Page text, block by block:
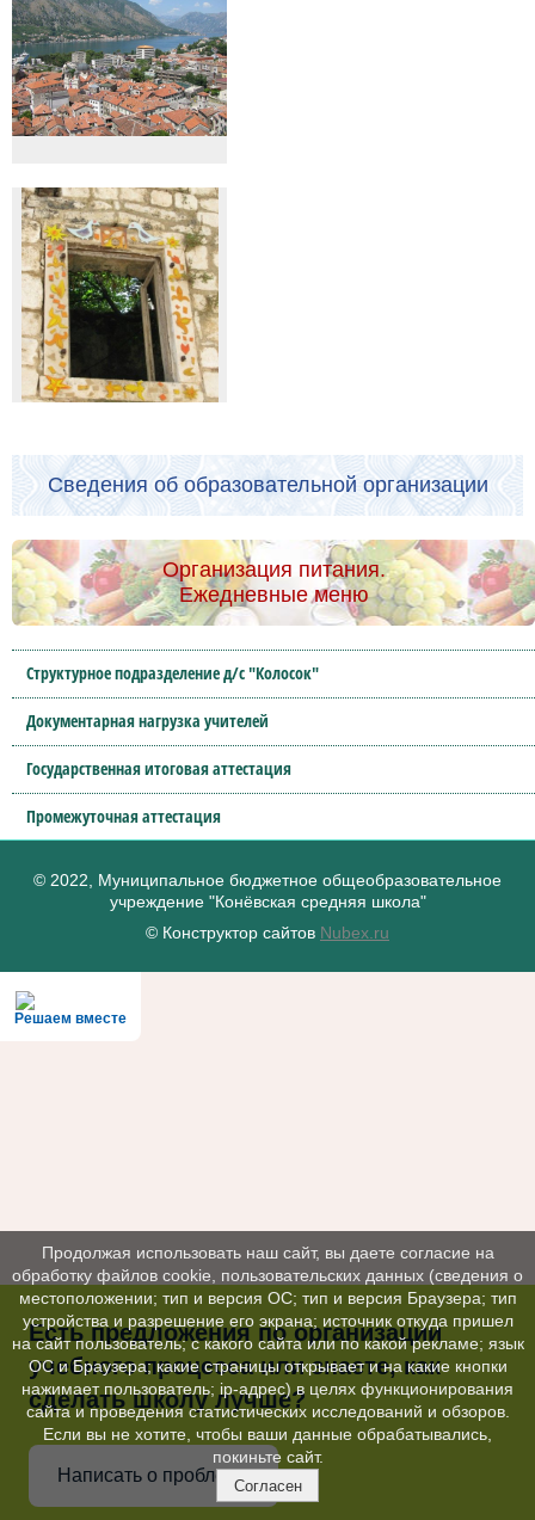
Сведения об образовательной организации
Организация питания.
Ежедневные меню
Структурное подразделение д/с "Колосок"
Документарная нагрузка учителей
Государственная итоговая аттестация
Промежуточная аттестация
© 2022, Муниципальное бюджетное общеобразовательное
учреждение "Конёвская средняя школа"
© Конструктор сайтов Nubex.ru
Решаем вместе
Есть предложения по организации
учебного процесса или знаете, как
сделать школу лучше?
Написать о проблеме
Продолжая использовать наш сайт, вы даете согласие на
обработку файлов cookie, пользовательских данных (сведения о
местоположении; тип и версия ОС; тип и версия Браузера; тип
устройства и разрешение его экрана; источник откуда пришел
на сайт пользователь; с какого сайта или по какой рекламе; язык
ОС и Браузера; какие страницы открывает и на какие кнопки
нажимает пользователь; ip-адрес) в целях функционирования
сайта и проведения статистических исследований и обзоров.
Если вы не хотите, чтобы ваши данные обрабатывались,
покиньте сайт.
Согласен